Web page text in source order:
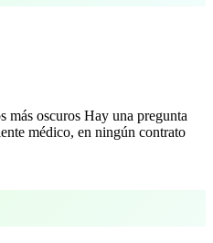
más oscuros Hay una pregunta
médico, en ningún contrato